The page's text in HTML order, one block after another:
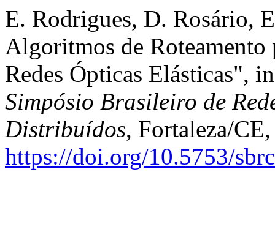
E. Rodrigues, D. Rosário,
Algoritmos de Roteamento
Redes Ópticas Elásticas",
Simpósio Brasileiro de
Distribuídos, Fortaleza/
https://doi.org/10.5753/